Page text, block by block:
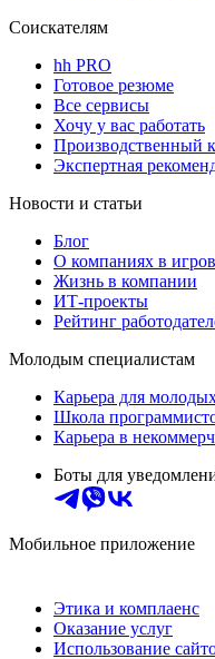
Соискателям
hh PRO
Готовое резюме
Все сервисы
Хочу у вас работать
Производственный
Экспертная
Новости и статьи
Блог
О компаниях в
Жизнь в компании
ИТ-проекты
Рейтинг
Молодым специалистам
Карьера для
Школа
Карьера в
Боты для
Мобильное приложение
Этика и комплаенс
Оказание услуг
Использование